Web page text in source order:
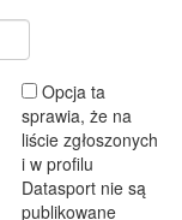
Opcja ta
sprawia, że na
liście zgłoszonych
i w profilu
Datasport nie są
publikowane